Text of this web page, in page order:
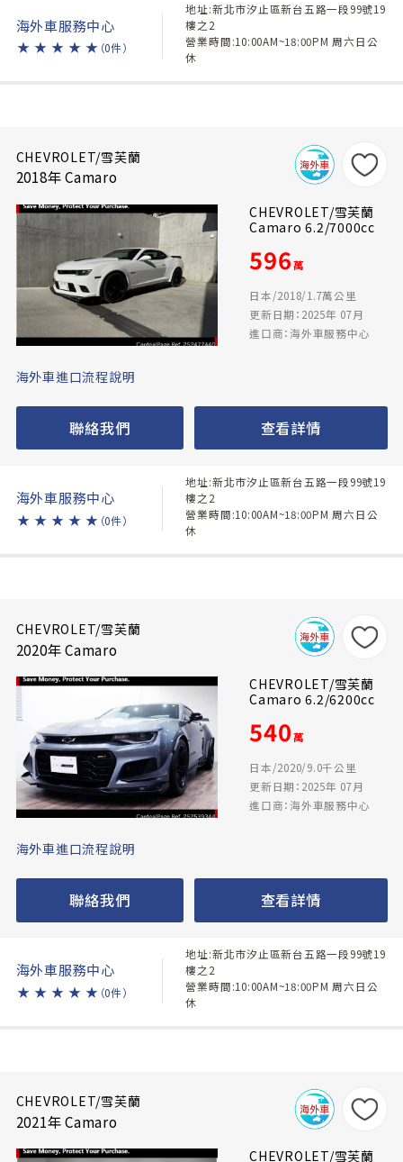
海外車服務中心
★ ★ ★ ★ ★ （0件）
地址:新北市汐止區新台五路一段99號19
樓之2
營業時間:10:00AM~18:00PM 周六日公
休
CHEVROLET/雪芙蘭
2018年 Camaro
CHEVROLET/雪芙蘭
Camaro 6.2/7000cc
596萬
日本/2018/1.7萬公里
更新日期：2025年 07月
進口商：海外車服務中心
海外車進口流程說明
聯絡我們 查看詳情
海外車服務中心
★ ★ ★ ★ ★ （0件）
地址:新北市汐止區新台五路一段99號19
樓之2
營業時間:10:00AM~18:00PM 周六日公
休
CHEVROLET/雪芙蘭
2020年 Camaro
CHEVROLET/雪芙蘭
Camaro 6.2/6200cc
540萬
日本/2020/9.0千公里
更新日期：2025年 07月
進口商：海外車服務中心
海外車進口流程說明
聯絡我們 查看詳情
海外車服務中心
★ ★ ★ ★ ★ （0件）
地址:新北市汐止區新台五路一段99號19
樓之2
營業時間:10:00AM~18:00PM 周六日公
休
CHEVROLET/雪芙蘭
2021年 Camaro
CHEVROLET/雪芙蘭